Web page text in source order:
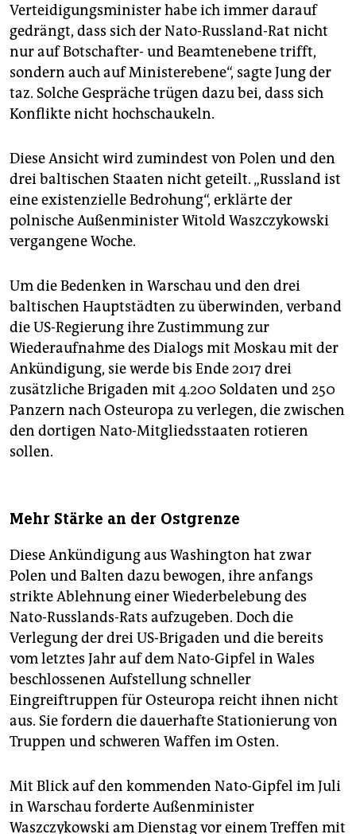
Verteidigungsminister habe ich immer darauf
gedrängt, dass sich der Nato-Russland-Rat nicht
nur auf Botschafter- und Beamtenebene trifft,
sondern auch auf Ministerebene“, sagte Jung der
taz. Solche Gespräche trügen dazu bei, dass sich
Konflikte nicht hochschaukeln.
Diese Ansicht wird zumindest von Polen und den
drei baltischen Staaten nicht geteilt. „Russland ist
eine existenzielle Bedrohung“, erklärte der
polnische Außenminister Witold Waszczykowski
vergangene Woche.
Um die Bedenken in Warschau und den drei
baltischen Hauptstädten zu überwinden, verband
die US-Regierung ihre Zustimmung zur
Wiederaufnahme des Dialogs mit Moskau mit der
Ankündigung, sie werde bis Ende 2017 drei
zusätzliche Brigaden mit 4.200 Soldaten und 250
Panzern nach Osteuropa zu verlegen, die zwischen
den dortigen Nato-Mitgliedsstaaten rotieren
sollen.
Mehr Stärke an der Ostgrenze
Diese Ankündigung aus Washington hat zwar
Polen und Balten dazu bewogen, ihre anfangs
strikte Ablehnung einer Wiederbelebung des
Nato-Russlands-Rats aufzugeben. Doch die
Verlegung der drei US-Brigaden und die bereits
vom letztes Jahr auf dem Nato-Gipfel in Wales
beschlossenen Aufstellung schneller
Eingreiftruppen für Osteuropa reicht ihnen nicht
aus. Sie fordern die dauerhafte Stationierung von
Truppen und schweren Waffen im Osten.
Mit Blick auf den kommenden Nato-Gipfel im Juli
in Warschau forderte Außenminister
Waszczykowski am Dienstag vor einem Treffen mit